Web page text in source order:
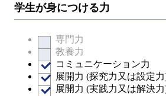
学生が身につける力
専門力
教養力
コミュニケーション力
展開力 (探究力又は設定
展開力 (実践力又は解決